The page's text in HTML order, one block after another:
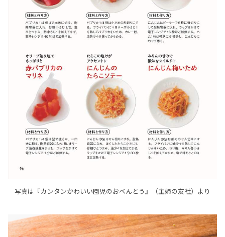
写真は『カンタンかわいい園児のおべんとう』（主婦の友社）より